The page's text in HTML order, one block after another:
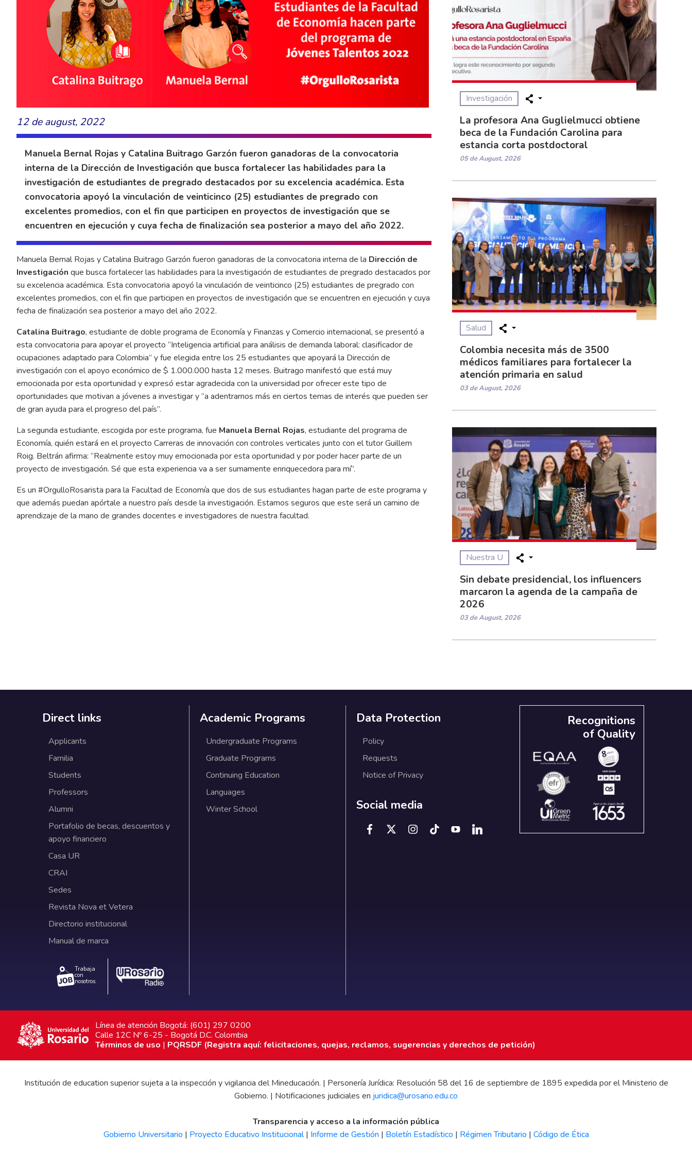
12 de august, 2022
Manuela Bernal Rojas y Catalina Buitrago Garzón fueron ganadoras de la convocatoria
interna de la Dirección de Investigación que busca fortalecer las habilidades para la
investigación de estudiantes de pregrado destacados por su excelencia académica. Esta
convocatoria apoyó la vinculación de veinticinco (25) estudiantes de pregrado con
excelentes promedios, con el fin que participen en proyectos de investigación que se
encuentren en ejecución y cuya fecha de finalización sea posterior a mayo del año 2022.
Manuela Bernal Rojas y Catalina Buitrago Garzón fueron ganadoras de la convocatoria interna de la Dirección de
Investigación que busca fortalecer las habilidades para la investigación de estudiantes de pregrado destacados por
su excelencia académica. Esta convocatoria apoyó la vinculación de veinticinco (25) estudiantes de pregrado con
excelentes promedios, con el fin que participen en proyectos de investigación que se encuentren en ejecución y cuya
fecha de finalización sea posterior a mayo del año 2022.
Catalina Buitrago, estudiante de doble programa de Economía y Finanzas y Comercio internacional, se presentó a
esta convocatoria para apoyar el proyecto “Inteligencia artificial para análisis de demanda laboral: clasificador de
ocupaciones adaptado para Colombia” y fue elegida entre los 25 estudiantes que apoyará la Dirección de
investigación con el apoyo económico de $ 1.000.000 hasta 12 meses. Buitrago manifestó que está muy
emocionada por esta oportunidad y expresó estar agradecida con la universidad por ofrecer este tipo de
oportunidades que motivan a jóvenes a investigar y “a adentrarnos más en ciertos temas de interés que pueden ser
de gran ayuda para el progreso del país”.
La segunda estudiante, escogida por este programa, fue Manuela Bernal Rojas, estudiante del programa de
Economía, quién estará en el proyecto Carreras de innovación con controles verticales junto con el tutor Guillem
Roig. Beltrán afirma: “Realmente estoy muy emocionada por esta oportunidad y por poder hacer parte de un
proyecto de investigación. Sé que esta experiencia va a ser sumamente enriquecedora para mí”.
Es un #OrgulloRosarista para la Facultad de Economía que dos de sus estudiantes hagan parte de este programa y
que además puedan apórtale a nuestro país desde la investigación. Estamos seguros que este será un camino de
aprendizaje de la mano de grandes docentes e investigadores de nuestra facultad.
Investigación
La profesora Ana Guglielmucci obtiene
beca de la Fundación Carolina para
estancia corta postdoctoral
05 de August, 2026
Salud
Colombia necesita más de 3500
médicos familiares para fortalecer la
atención primaria en salud
03 de August, 2026
Nuestra U
Sin debate presidencial, los influencers
marcaron la agenda de la campaña de
2026
03 de August, 2026
Direct links
Applicants
Familia
Students
Professors
Alumni
Portafolio de becas, descuentos y
apoyo financiero
Casa UR
CRAI
Sedes
Revista Nova et Vetera
Directorio institucional
Manual de marca
Trabaja
con
nosotros.
Academic Programs
Undergraduate Programs
Graduate Programs
Continuing Education
Languages
Winter School
Data Protection
Policy
Requests
Notice of Privacy
Social media
Recognitions
of Quality
Línea de atención Bogotá: (601) 297 0200
Calle 12C Nº 6-25 - Bogotá D.C. Colombia
Términos de uso | PQRSDF (Registra aquí: felicitaciones, quejas, reclamos, sugerencias y derechos de petición)
Institución de education superior sujeta a la inspección y vigilancia del Mineducación. | Personería Jurídica: Resolución 58 del 16 de septiembre de 1895 expedida por el Ministerio de
Gobierno. | Notificaciones judiciales en juridica@urosario.edu.co
Transparencia y acceso a la información pública
Gobierno Universitario | Proyecto Educativo Institucional| Informe de Gestión | Boletín Estadístico | Régimen Tributario | Código de Ética